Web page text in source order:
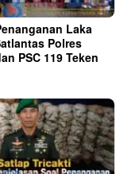
Laka
Polres
PSC 119 Teken